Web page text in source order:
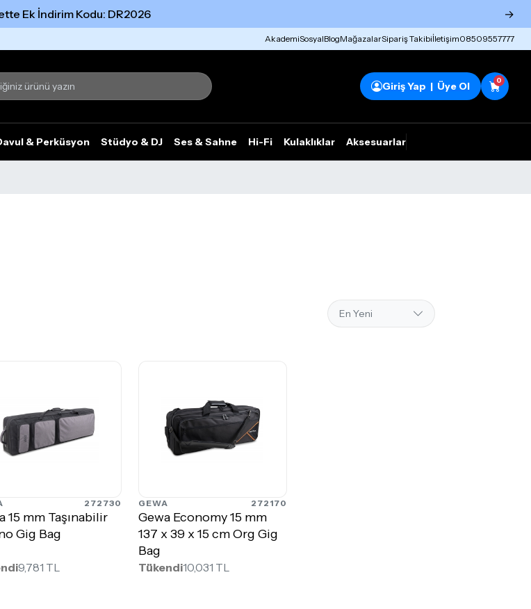
Ek İndirim Kodu: DR2026 →
AkademiSosyalBlogMağazalarSipariş Takibiİletişim08509557777
Giriş Yap | Üye Ol 0
& Perküsyon Stüdyo & DJ Ses & Sahne Hi-Fi Kulaklıklar Aksesuarlar
272730
15 mm Taşınabilir
Gig Bag
9,781 TL
GEWA 272170
Gewa Economy 15 mm
137 x 39 x 15 cm Org Gig
Bag
Tükendi10,031 TL